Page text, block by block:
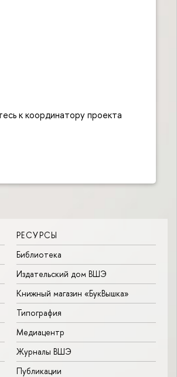
к координатору проекта
РЕСУРСЫ
Библиотека
Издательский дом ВШЭ
Книжный магазин «БукВышка»
Типография
Медиацентр
Журналы ВШЭ
Публикации